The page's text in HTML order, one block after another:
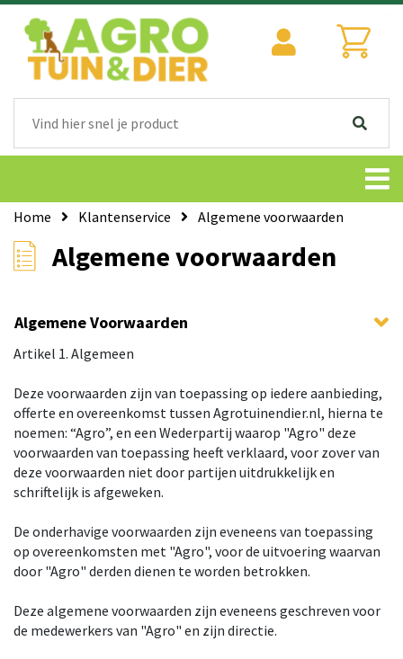
Home Klantenservice Algemene voorwaarden
Algemene voorwaarden
Algemene Voorwaarden
Artikel 1. Algemeen
Deze voorwaarden zijn van toepassing op iedere aanbieding,
offerte en overeenkomst tussen Agrotuinendier.nl, hierna te
noemen: “Agro”, en een Wederpartij waarop "Agro" deze
voorwaarden van toepassing heeft verklaard, voor zover van
deze voorwaarden niet door partijen uitdrukkelijk en
schriftelijk is afgeweken.
De onderhavige voorwaarden zijn eveneens van toepassing
op overeenkomsten met "Agro", voor de uitvoering waarvan
door "Agro" derden dienen te worden betrokken.
Deze algemene voorwaarden zijn eveneens geschreven voor
de medewerkers van "Agro" en zijn directie.